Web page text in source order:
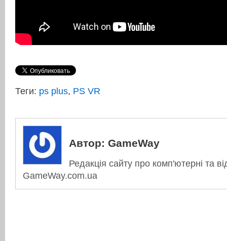
Теги: ps plus, PS VR
Автор: GameWay
Редакція сайту про комп'ютерні та
GameWay.com.ua